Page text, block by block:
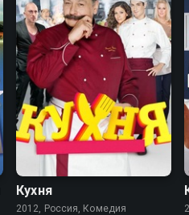
8.2 8.4
Кухня
2012, Россия, Комедия